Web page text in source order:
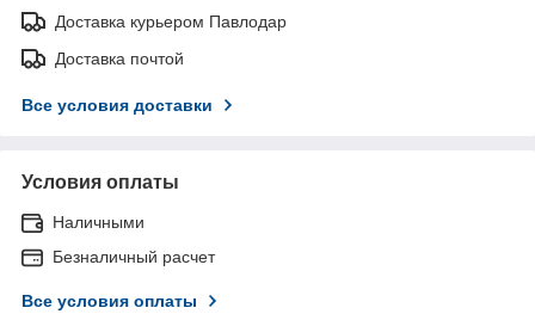
Доставка курьером Павлодар
Доставка почтой
Все условия доставки
Условия оплаты
Наличными
Безналичный расчет
Все условия оплаты